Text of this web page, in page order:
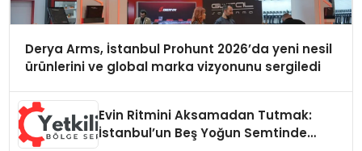
Derya Arms, İstanbul Prohunt 2026’da yeni nesil
ürünlerini ve global marka vizyonunu sergiledi
Evin Ritmini Aksamadan Tutmak:
İstanbul’un Beş Yoğun Semtinde